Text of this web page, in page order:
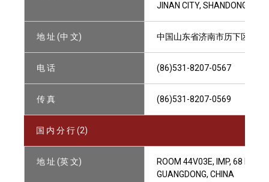
JINAN CITY, SHANDONG
地 址 (中 文) 中国山东省济南市历下区大
电 话 (86)531-8207-0567
传 真 (86)531-8207-0569
国 内 分 行 (2)
地 址 (英 文)
ROOM 44V03E, IMP, 68
GUANGDONG, CHINA